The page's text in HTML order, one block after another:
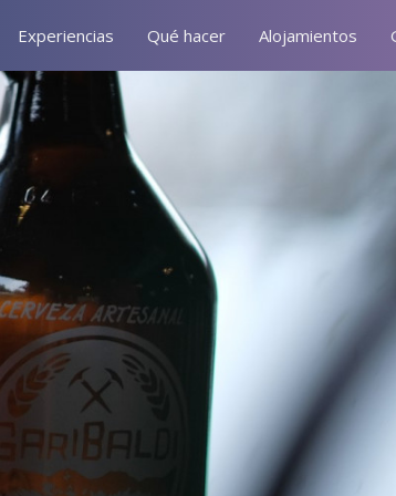
Experiencias Qué hacer Alojamientos